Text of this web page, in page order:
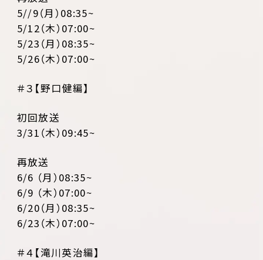
5//9（月）08:35~
5/12（木）07:00~
5/23（月）08:35~
5/26（木）07:00~
＃３【野口健編】
初回放送
3/31（木）09:45~
再放送
6/6 （月）08:35~
6/9 （木）07:00~
6/20（月）08:35~
6/23（木）07:00~
＃４【滝川英治編】